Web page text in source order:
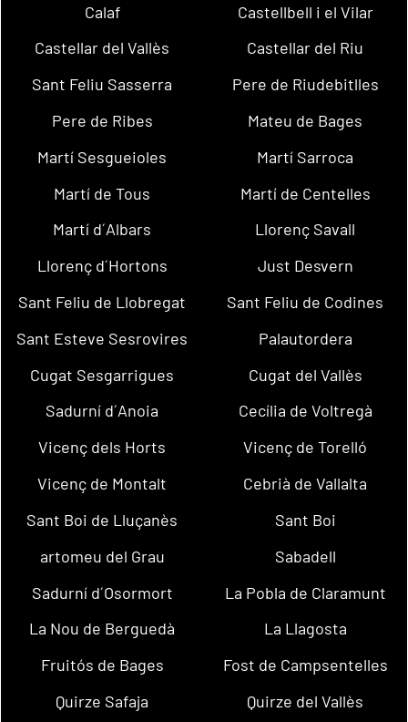
Calaf
Castellbell i el Vilar
Castellar del Vallès
Castellar del Riu
Sant Feliu Sasserra
Pere de Riudebitlles
Pere de Ribes
Mateu de Bages
Martí Sesgueioles
Martí Sarroca
Martí de Tous
Martí de Centelles
Martí d´Albars
Llorenç Savall
Llorenç d´Hortons
Just Desvern
Sant Feliu de Llobregat
Sant Feliu de Codines
Sant Esteve Sesrovires
Palautordera
Cugat Sesgarrigues
Cugat del Vallès
Sadurní d´Anoia
Cecília de Voltregà
Vicenç dels Horts
Vicenç de Torelló
Vicenç de Montalt
Cebrià de Vallalta
Sant Boi de Lluçanès
Sant Boi
artomeu del Grau
Sabadell
Sadurní d´Osormort
La Pobla de Claramunt
La Nou de Berguedà
La Llagosta
Fruitós de Bages
Fost de Campsentelles
Quirze Safaja
Quirze del Vallès